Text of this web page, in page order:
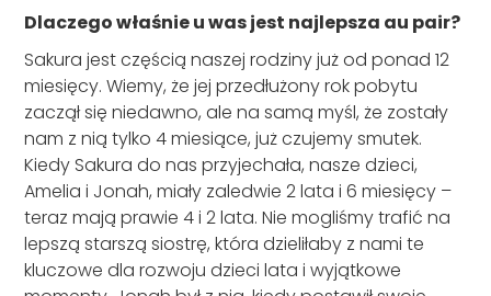
Dlaczego właśnie u was jest najlepsza au pair?
Sakura jest częścią naszej rodziny już od ponad 12
miesięcy. Wiemy, że jej przedłużony rok pobytu
zaczął się niedawno, ale na samą myśl, że zostały
nam z nią tylko 4 miesiące, już czujemy smutek.
Kiedy Sakura do nas przyjechała, nasze dzieci,
Amelia i Jonah, miały zaledwie 2 lata i 6 miesięcy –
teraz mają prawie 4 i 2 lata. Nie mogliśmy trafić na
lepszą starszą siostrę, która dzieliłaby z nami te
kluczowe dla rozwoju dzieci lata i wyjątkowe